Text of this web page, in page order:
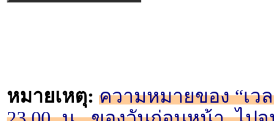
หมายเหตุ: ความหมายของ “เว